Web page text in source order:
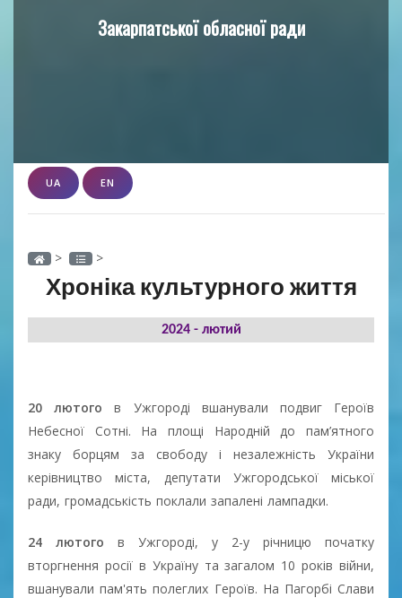
Закарпатської обласної ради
UA EN
> >
Хроніка культурного життя
2024 - лютий
20 лютого в Ужгороді вшанували подвиг Героїв
Небесної Сотні. На площі Народній до пам’ятного
знаку борцям за свободу і незалежність України
керівництво міста, депутати Ужгородської міської
ради, громадськість поклали запалені лампадки.
24 лютого в Ужгороді, у 2-у річницю початку
вторгнення росії в Україну та загалом 10 років війни,
вшанували пам'ять полеглих Героїв. На Пагорбі Слави